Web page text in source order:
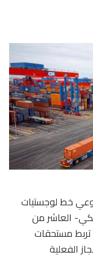
خط لوجستيات
العاشر من
تربط مستحقات
الفعلية